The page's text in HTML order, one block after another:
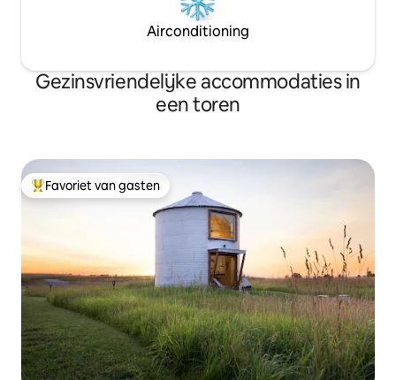
Airconditioning
Gezinsvriendelijke accommodaties in
een toren
Topfavoriet van gasten
Favoriet van gasten